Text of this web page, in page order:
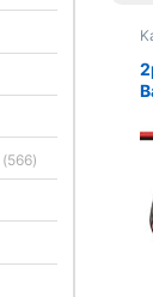
(566)